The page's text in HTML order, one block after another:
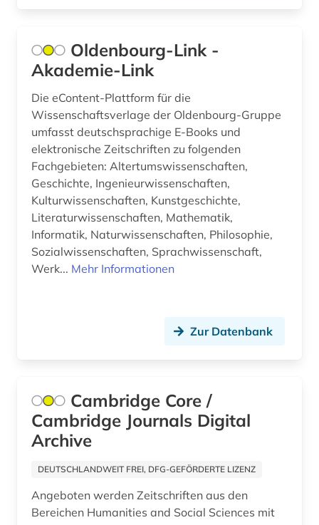
sozialarbeit (2)
soziale norm (1)
soziale sicherheit (1)
soziale systeme (1)
sozialer wandel (1)
sozialgeschichte (1)
sozialtheorie (1)
sozialwesen (1)
sozialwissenschaft (1)
sozialwissenschaftliche forschung (1)
soziologie (13)
spanisch (3)
sprache (2)
Oldenbourg-Link -
Akademie-Link
Die eContent-Plattform für die
Wissenschaftsverlage der Oldenbourg-Gruppe
umfasst deutschsprachige E-Books und
elektronische Zeitschriften zu folgenden
Fachgebieten: Altertumswissenschaften,
Geschichte, Ingenieurwissenschaften,
Kulturwissenschaften, Kunstgeschichte,
Literaturwissenschaften, Mathematik,
Informatik, Naturwissenschaften, Philosophie,
Sozialwissenschaften, Sprachwissenschaft,
Werk... Mehr Informationen
Zur Datenbank
Cambridge Core /
Cambridge Journals Digital
Archive
DEUTSCHLANDWEIT FREI, DFG-GEFÖRDERTE LIZENZ
Angeboten werden Zeitschriften aus den
Bereichen Humanities and Social Sciences mit